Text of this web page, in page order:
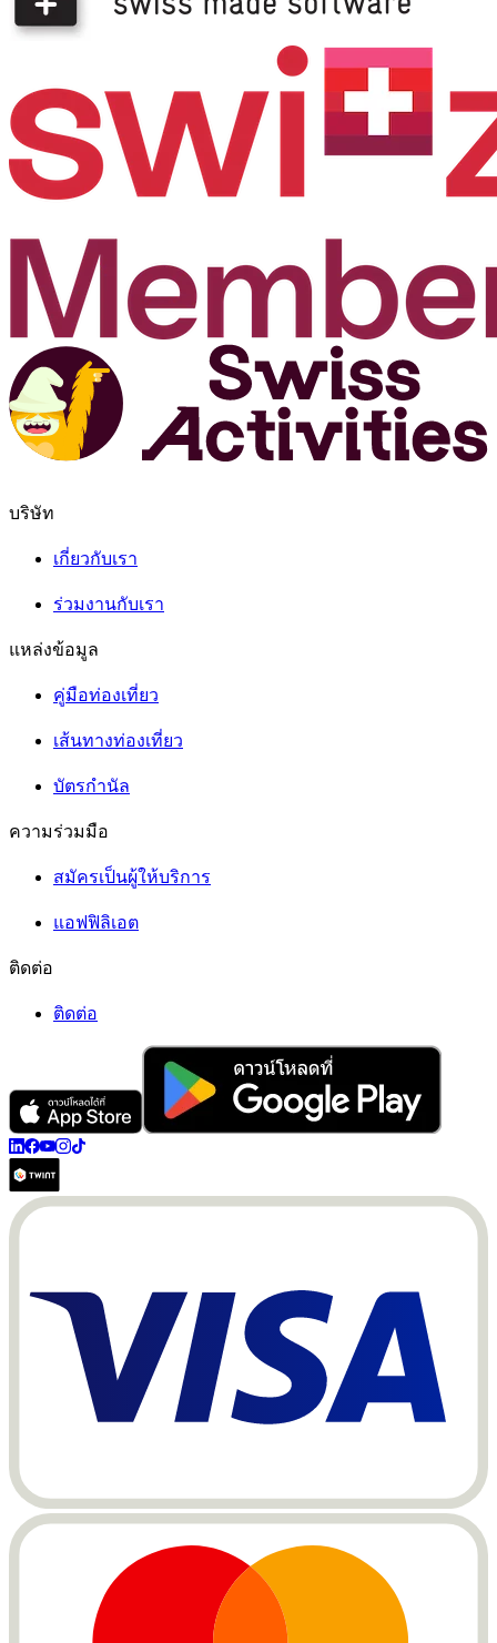
บริษัท
เกี่ยวกับเรา
ร่วมงานกับเรา
แหล่งข้อมูล
คู่มือท่องเที่ยว
เส้นทางท่องเที่ยว
บัตรกำนัล
ความร่วมมือ
สมัครเป็นผู้ให้บริการ
แอฟฟิลิเอต
ติดต่อ
ติดต่อ